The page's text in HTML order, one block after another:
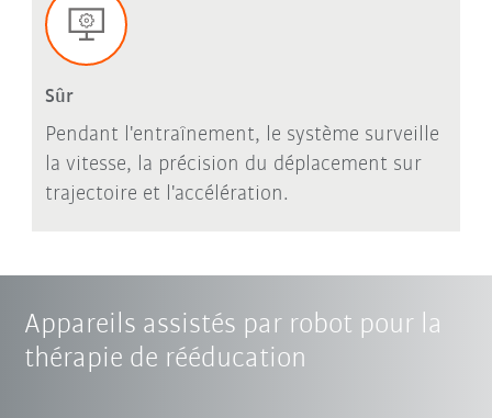
Sûr
Pendant l'entraînement, le système surveille
la vitesse, la précision du déplacement sur
trajectoire et l'accélération.
Appareils assistés par robot pour la
thérapie de rééducation